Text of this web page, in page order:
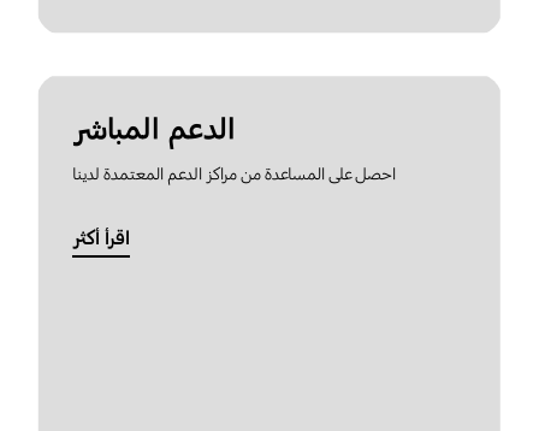
الدعم المباشر
احصل على المساعدة من مراكز الدعم المعتمدة لدينا
اقرأ أكثر